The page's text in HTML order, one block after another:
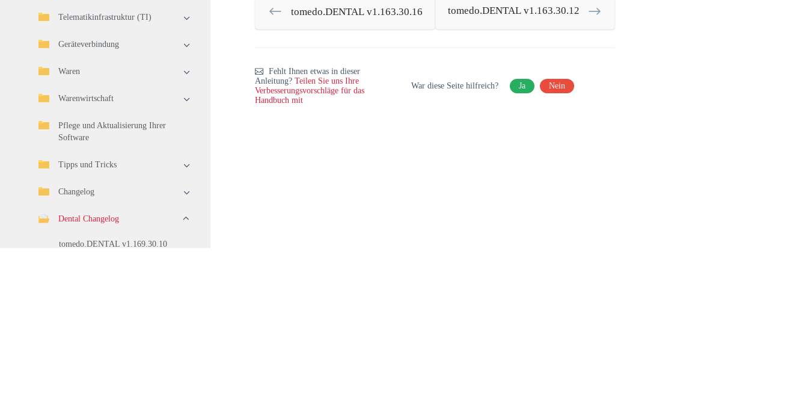
Telematikinfrastruktur (TI)
Geräteverbindung
Waren
Warenwirtschaft
Pflege und Aktualisierung Ihrer
Software
Tipps und Tricks
Changelog
Dental Changelog
tomedo.DENTAL v1.169.30.10
tomedo.DENTAL v1.163.30.16 tomedo.DENTAL v1.163.30.12
Fehlt Ihnen etwas in dieser
Anleitung? Teilen Sie uns Ihre
Verbesserungsvorschläge für das
Handbuch mit
War diese Seite hilfreich? Ja Nein